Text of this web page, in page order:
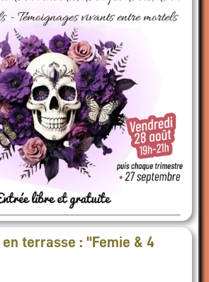
terrasse : "Femie & 4